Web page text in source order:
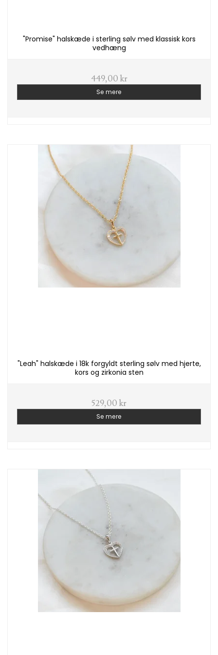
"Promise" halskæde i sterling sølv med klassisk kors
vedhæng
449,00 kr
Se mere
"Leah" halskæde i 18k forgyldt sterling sølv med hjerte,
kors og zirkonia sten
529,00 kr
Se mere